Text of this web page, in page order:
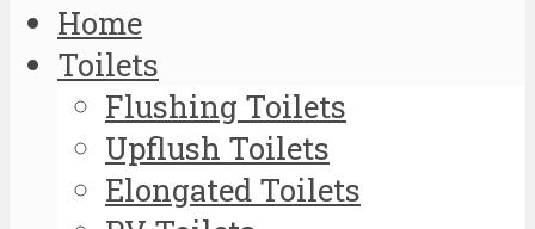
Home
Toilets
Flushing Toilets
Upflush Toilets
Elongated Toilets